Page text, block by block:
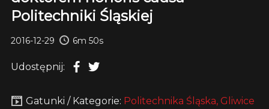
Politechniki Śląskiej
2016-12-29 6m 50s
Udostępnij:
Gatunki / Kategorie: Politechnika Śląska, Gliwice